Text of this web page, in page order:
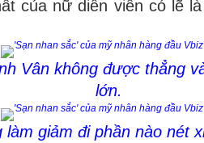
của nữ diễn viên có lẽ
Vân không được thẳng
lớn.
làm giảm đi phần nào nét